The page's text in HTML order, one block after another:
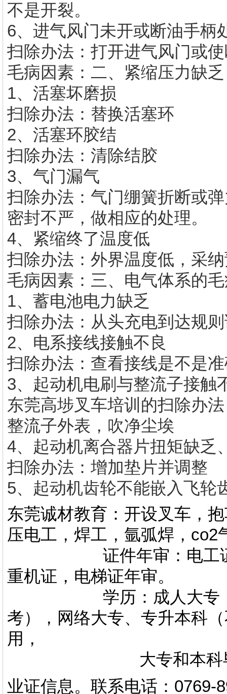
不是开裂。
6、进气风门未开或断油手柄
扫除办法：打开进气风门或
毛病因素：二、紧缩压力缺乏
1、活塞坏磨损
扫除办法：替换活塞环
2、活塞环胶结
扫除办法：清除结胶
3、气门漏气
扫除办法：气门绷簧折断或
密封不严，做相应的处理。
4、紧缩终了温度低
扫除办法：外界温度低，采
毛病因素：三、电气体系的
1、蓄电池电力缺乏
扫除办法：从头充电到达规
2、电系接线接触不良
扫除办法：查看接线是不是
3、起动机电刷与整流子接触
东莞高埗叉车培训 的扫除办
整流子外表，吹净尘埃
4、起动机离合器片扭矩缺乏
扫除办法：增加垫片并调整
5、起动机齿轮不能嵌入飞轮
东莞诚材教育：开设叉车，
压电工，焊工，氩弧焊，co2
证件年审：电工证，
重机证，电梯证年审。
学历：成人大专，专
考），网络大专、专升本科
用，
大专和本科毕业证
业证信息。 联系电话 ： 0769-